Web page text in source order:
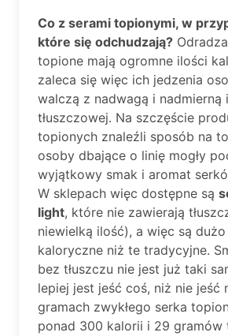
Co z serami topionymi, w
które się odchudzają?
topione mają ogromne ilości
zaleca się więc ich jedzenia
walczą z nadwagą i nadmierną
tłuszczowej. Na szczęście
topionych znaleźli sposób na
osoby dbające o linię mogły
wyjątkowy smak i aromat
W sklepach więc dostępne są
light, które nie zawierają
niewielką ilość), a więc są dużo
kaloryczne niż te tradycyjne.
bez tłuszczu nie jest już taki
lepiej jest jeść coś, niż nie jeść
gramach zwykłego serka
ponad 300 kalorii i 29 gramów